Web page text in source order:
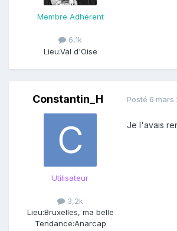
Membre Adhérent
6,1k
Lieu:Val d'Oise
Constantin_H
Utilisateur
3,2k
Lieu:Bruxelles, ma belle
Tendance:Anarcap
Posté 6 mars
Je l'avais